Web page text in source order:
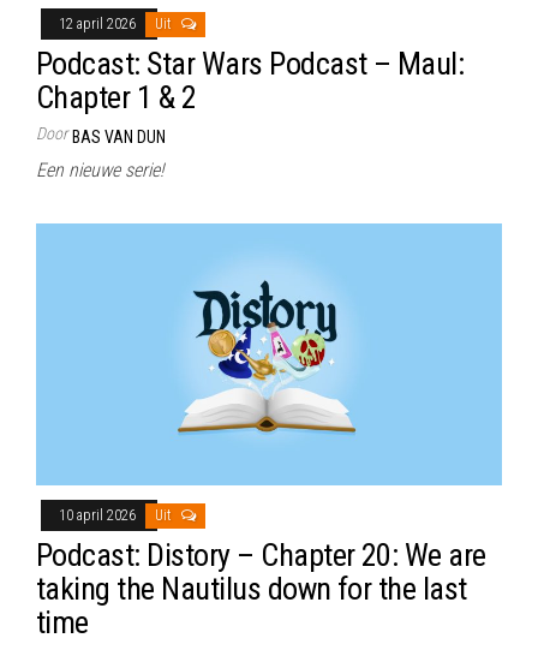
12 april 2026 Uit
Podcast: Star Wars Podcast – Maul:
Chapter 1 & 2
Door BAS VAN DUN
Een nieuwe serie!
10 april 2026 Uit
Podcast: Distory – Chapter 20: We are
taking the Nautilus down for the last
time